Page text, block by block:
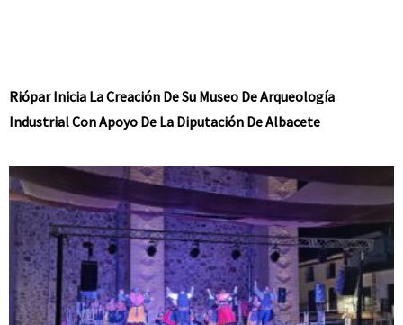
Riópar Inicia La Creación De Su Museo De Arqueología
Industrial Con Apoyo De La Diputación De Albacete